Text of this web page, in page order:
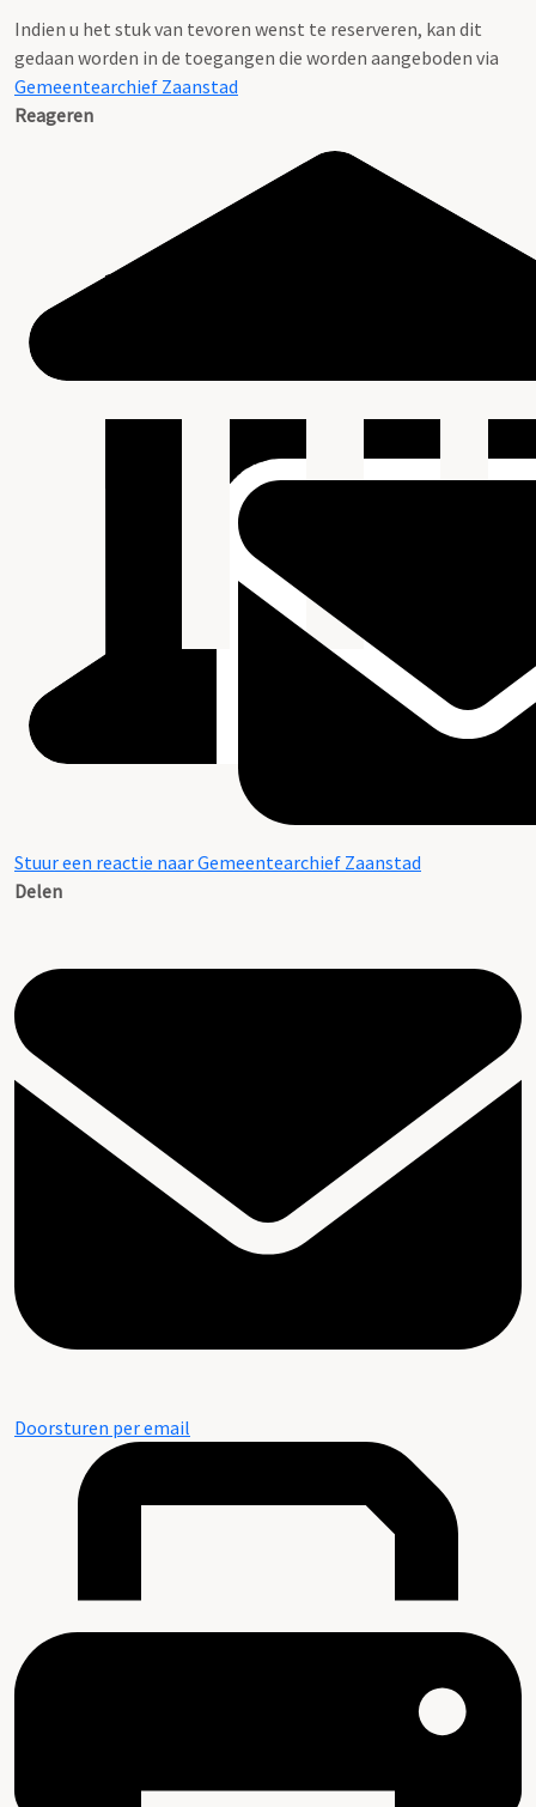
Indien u het stuk van tevoren wenst te reserveren, kan dit
gedaan worden in de toegangen die worden aangeboden via
Gemeentearchief Zaanstad
Reageren
Stuur een reactie naar Gemeentearchief Zaanstad
Delen
Doorsturen per email